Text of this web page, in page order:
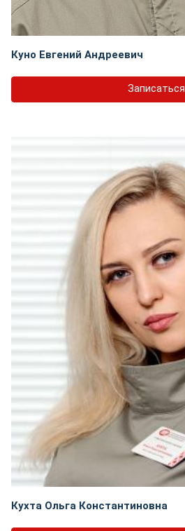
Куно Евгений Андреевич
Записаться
Кухта Ольга Константиновна